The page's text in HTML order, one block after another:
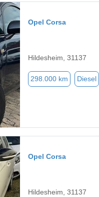
Opel Corsa
Hildesheim, 31137
298.000 km Diesel
Opel Corsa
Hildesheim, 31137